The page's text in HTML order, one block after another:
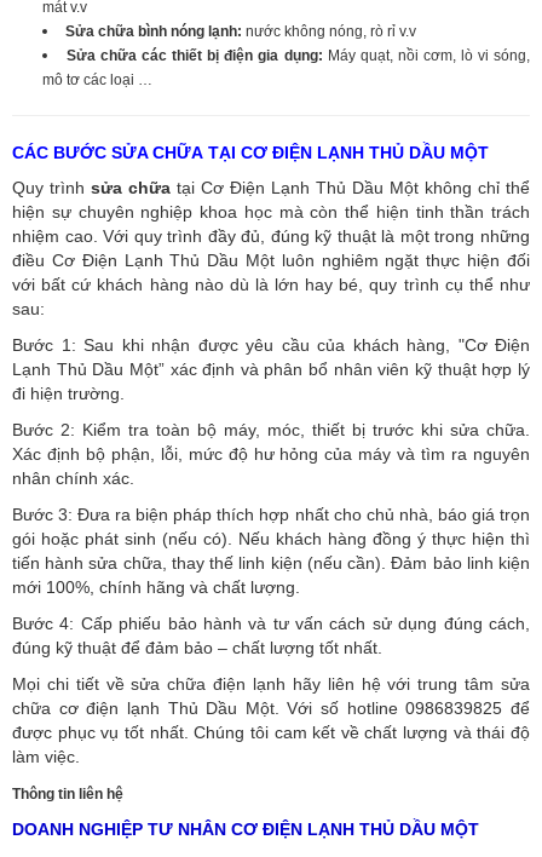
mát v.v
Sửa chữa bình nóng lạnh: nước không nóng, rò rỉ v.v
Sửa chữa các thiết bị điện gia dụng: Máy quạt, nồi cơm, lò vi sóng,
mô tơ các loại …
CÁC BƯỚC SỬA CHỮA TẠI CƠ ĐIỆN LẠNH THỦ DẦU MỘT
Quy trình sửa chữa tại Cơ Điện Lạnh Thủ Dầu Một không chỉ thể
hiện sự chuyên nghiệp khoa học mà còn thể hiện tinh thần trách
nhiệm cao. Với quy trình đầy đủ, đúng kỹ thuật là một trong những
điều Cơ Điện Lạnh Thủ Dầu Một luôn nghiêm ngặt thực hiện đối
với bất cứ khách hàng nào dù là lớn hay bé, quy trình cụ thể như
sau:
Bước 1: Sau khi nhận được yêu cầu của khách hàng, "Cơ Điện
Lạnh Thủ Dầu Một” xác định và phân bổ nhân viên kỹ thuật hợp lý
đi hiện trường.
Bước 2: Kiểm tra toàn bộ máy, móc, thiết bị trước khi sửa chữa.
Xác định bộ phận, lỗi, mức độ hư hỏng của máy và tìm ra nguyên
nhân chính xác.
Bước 3: Đưa ra biện pháp thích hợp nhất cho chủ nhà, báo giá trọn
gói hoặc phát sinh (nếu có). Nếu khách hàng đồng ý thực hiện thì
tiến hành sửa chữa, thay thế linh kiện (nếu cần). Đảm bảo linh kiện
mới 100%, chính hãng và chất lượng.
Bước 4: Cấp phiếu bảo hành và tư vấn cách sử dụng đúng cách,
đúng kỹ thuật để đảm bảo – chất lượng tốt nhất.
Mọi chi tiết về sửa chữa điện lạnh hãy liên hệ với trung tâm sửa
chữa cơ điện lạnh Thủ Dầu Một. Với số hotline 0986839825 để
được phục vụ tốt nhất. Chúng tôi cam kết về chất lượng và thái độ
làm việc.
Thông tin liên hệ
DOANH NGHIỆP TƯ NHÂN CƠ ĐIỆN LẠNH THỦ DẦU MỘT